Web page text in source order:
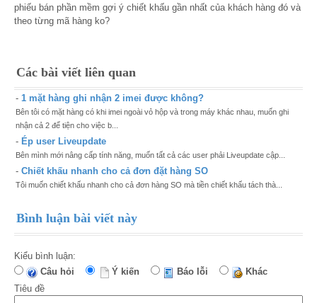
phiếu bán phần mềm gợi ý chiết khấu gần nhất của khách hàng đó và
theo từng mã hàng ko?
Các bài viết liên quan
- 1 mặt hàng ghi nhận 2 imei được không?
Bên tôi có mặt hàng có khi imei ngoài vỏ hộp và trong máy khác nhau, muốn ghi
nhận cả 2 để tiện cho việc b...
- Ép user Liveupdate
Bên mình mới nâng cấp tính năng, muốn tất cả các user phải Liveupdate cập...
- Chiết khấu nhanh cho cả đơn đặt hàng SO
Tôi muốn chiết khấu nhanh cho cả đơn hàng SO mà tiền chiết khấu tách thà...
Bình luận bài viết này
Kiểu bình luận:
Câu hỏi
Ý kiến Báo lỗi
Khác
Tiêu đề